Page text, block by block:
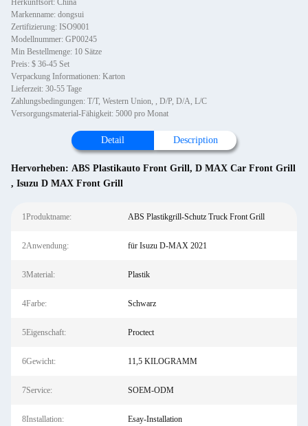
Herkunftsort: China
Markenname: dongsui
Zertifizierung: ISO9001
Modellnummer: GP00245
Min Bestellmenge: 10 Sätze
Preis: $ 36-45 Set
Verpackung Informationen: Karton
Lieferzeit: 30-55 Tage
Zahlungsbedingungen: T/T, Western Union, , D/P, D/A, L/C
Versorgungsmaterial-Fähigkeit: 5000 pro Monat
Detail Description
Hervorheben: ABS Plastikauto Front Grill, D MAX Car Front Grill
, Isuzu D MAX Front Grill
1Produktname: ABS Plastikgrill-Schutz Truck Front Grill
2Anwendung: für Isuzu D-MAX 2021
3Material: Plastik
4Farbe: Schwarz
5Eigenschaft: Proctect
6Gewicht: 11,5 KILOGRAMM
7Service: SOEM-ODM
8Installation: Esay-Installation